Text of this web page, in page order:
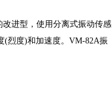
进型，使用分离式振动传感
(烈度)和加速度。VM-82A振